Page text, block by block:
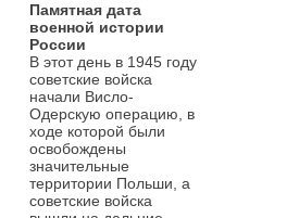
Памятная дата
военной истории
России
В этот день в 1945 году
советские войска
начали Висло-
Одерскую операцию, в
ходе которой были
освобождены
значительные
территории Польши, а
советские войска